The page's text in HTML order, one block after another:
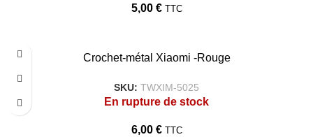
5,00 € TTC
Crochet-métal Xiaomi -Rouge
SKU: TWXIM-5025
En rupture de stock
6,00 € TTC